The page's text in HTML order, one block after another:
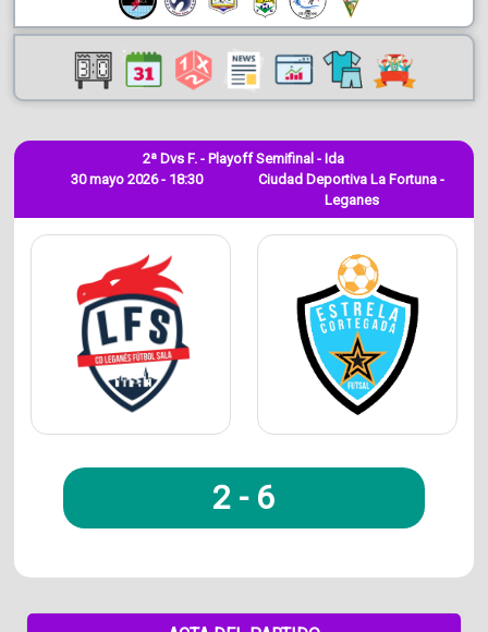
30 mayo 2026 - 18:30
2ª Dvs F. - Playoff Semifinal - Ida
Ciudad Deportiva La Fortuna -
Leganes
2 - 6